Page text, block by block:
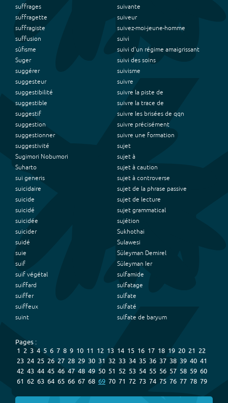
suffrages
suffragette
suffragiste
suffusion
sûfisme
Suger
suggérer
suggesteur
suggestibilité
suggestible
suggestif
suggestion
suggestionner
suggestivité
Sugimori Nobumori
Suharto
sui generis
suicidaire
suicide
suicidé
suicidée
suicider
suidé
suie
suif
suif végétal
suiffard
suiffer
suiffeux
suint
suivante
suiveur
suivez-moi-jeune-homme
suivi
suivi d'un régime amaigrissant
suivi des soins
suivisme
suivre
suivre la piste de
suivre la trace de
suivre les brisées de qqn
suivre précisément
suivre une formation
sujet
sujet à
sujet à caution
sujet à controverse
sujet de la phrase passive
sujet de lecture
sujet grammatical
sujétion
Sukhothai
Sulawesi
Süleyman Demirel
Süleyman Ier
sulfamide
sulfatage
sulfate
sulfaté
sulfate de baryum
Pages :
1 2 3 4 5 6 7 8 9 10 11 12 13 14 15 16 17 18 19 20 21 22
23 24 25 26 27 28 29 30 31 32 33 34 35 36 37 38 39 40 41
42 43 44 45 46 47 48 49 50 51 52 53 54 55 56 57 58 59 60
61 62 63 64 65 66 67 68 69 70 71 72 73 74 75 76 77 78 79